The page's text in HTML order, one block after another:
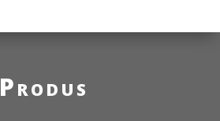
Produs